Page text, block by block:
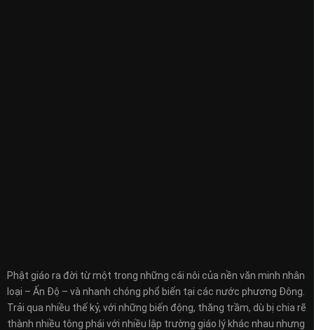
Phật giáo ra đời từ một trong những cái nôi của nền văn minh nhân
loại – Ấn Độ – và nhanh chóng phổ biến tại các nước phương Đông.
Trải qua nhiều thế kỷ, với những biến động, thăng trầm, dù bị chia rẽ
thành nhiều tông phái với nhiều lập trường giáo lý khác nhau nhưng